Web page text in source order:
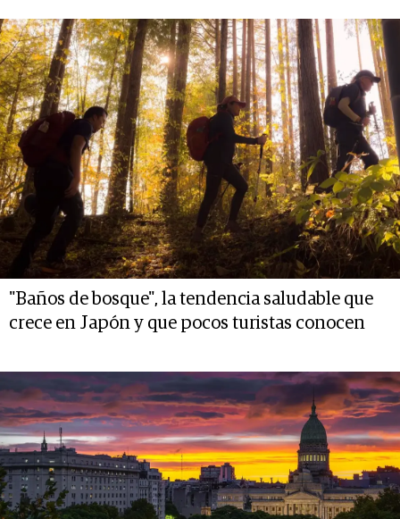
"Baños de bosque", la tendencia saludable que
crece en Japón y que pocos turistas conocen